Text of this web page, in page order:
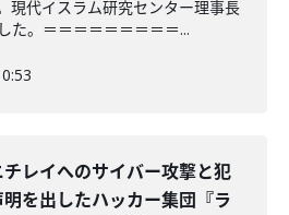
現代イスラム研究センター理事長
た。＝＝＝＝＝＝＝＝＝...
チレイへのサイバー攻撃と犯
を出したハッカー集団『ラ